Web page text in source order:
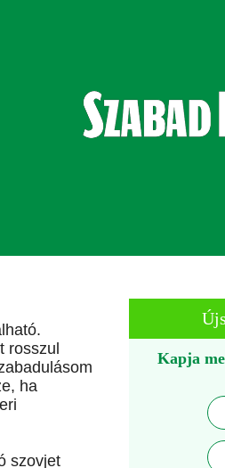
rosszul
ha
szovjet
Kapja